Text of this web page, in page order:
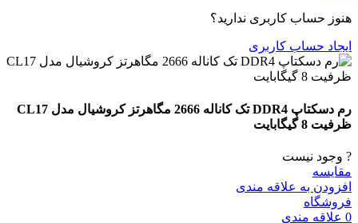
هنوز حساب کاربری ندارید؟
ایجاد حساب کاربری
رم دسکتاپ DDR4 تک کاناله 2666 مگاهرتز کروشیال مدل CL17
ظرفیت 8 گیگابایت
? وجود نیست
مقایسه
افزودن به علاقه مندی
فروشگاه
0 علاقه مندی